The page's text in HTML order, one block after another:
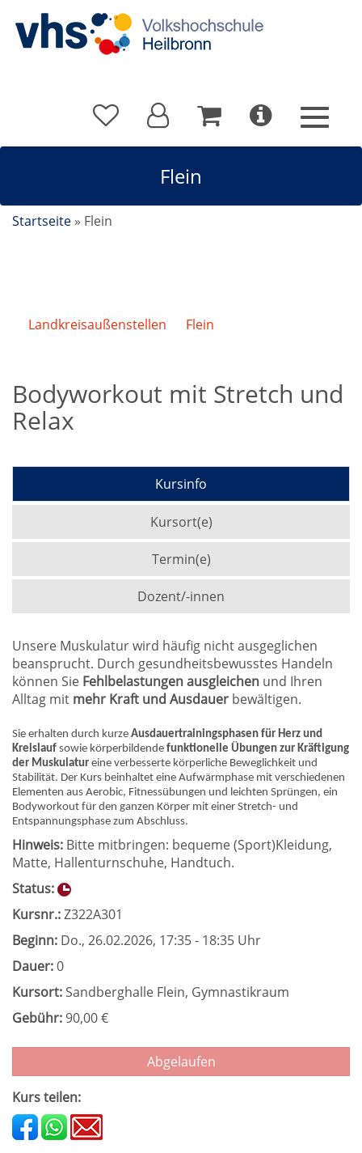
Flein
Startseite » Flein
Landkreisaußenstellen Flein
Bodyworkout mit Stretch und
Relax
Kursinfo
Kursort(e)
Termin(e)
Dozent/-innen
Unsere Muskulatur wird häufig nicht ausgeglichen
beansprucht. Durch gesundheitsbewusstes Handeln
können Sie Fehlbelastungen ausgleichen und Ihren
Alltag mit mehr Kraft und Ausdauer bewältigen.
Sie erhalten durch kurze Ausdauertrainingsphasen für Herz und
Kreislauf sowie körperbildende funktionelle Übungen zur Kräftigung
der Muskulatur eine verbesserte körperliche Beweglichkeit und
Stabilität. Der Kurs beinhaltet eine Aufwärmphase mit verschiedenen
Elementen aus Aerobic, Fitnessübungen und leichten Sprüngen, ein
Bodyworkout für den ganzen Körper mit einer Stretch- und
Entspannungsphase zum Abschluss.
Hinweis: Bitte mitbringen: bequeme (Sport)Kleidung,
Matte, Hallenturnschuhe, Handtuch.
Status:
Kursnr.:Z322A301
Beginn: Do., 26.02.2026, 17:35 - 18:35 Uhr
Dauer:0
Kursort:Sandberghalle Flein, Gymnastikraum
Gebühr: 90,00 €
Abgelaufen
Kurs teilen: